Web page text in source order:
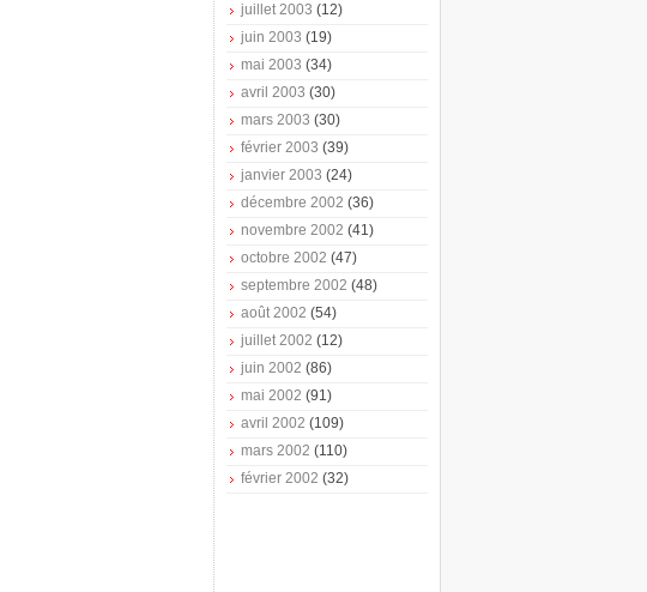
juillet 2003 (12)
juin 2003 (19)
mai 2003 (34)
avril 2003 (30)
mars 2003 (30)
février 2003 (39)
janvier 2003 (24)
décembre 2002 (36)
novembre 2002 (41)
octobre 2002 (47)
septembre 2002 (48)
août 2002 (54)
juillet 2002 (12)
juin 2002 (86)
mai 2002 (91)
avril 2002 (109)
mars 2002 (110)
février 2002 (32)